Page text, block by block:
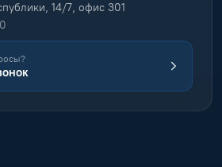
14/7, офис 301